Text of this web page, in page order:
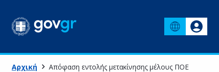
Αρχική Απόφαση εντολής μετακίνησης μέλους ΠΟΕ